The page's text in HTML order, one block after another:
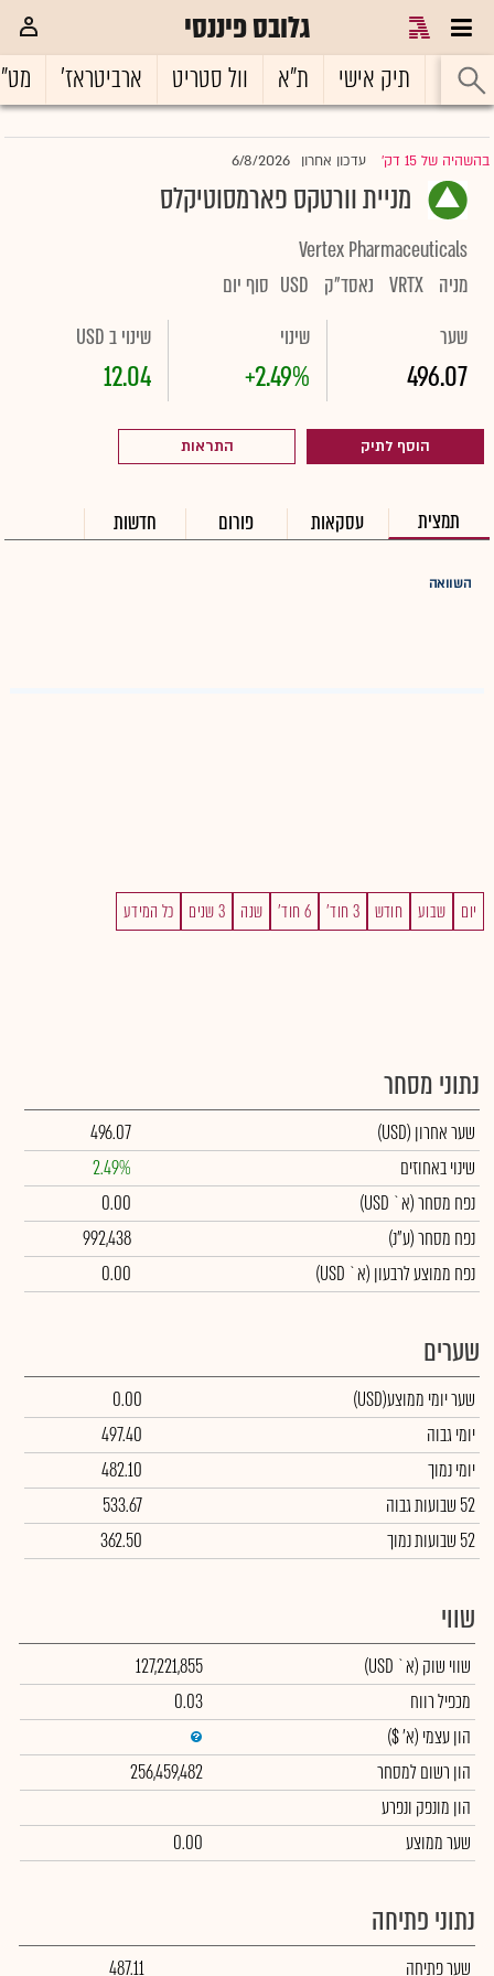
גלובס פיננסי
ראשי תיק אישי ת"א וול סטריט ארביטראז'
בהשהיה של 15 דק' |עדכון אחרון 6/8/2026
מניית וורטקס פארמסוטיקלס
Vertex Pharmaceuticals
מניה VRTX נאסד"ק USD סוף יום
שער
496.07
שינוי
+2.49%
שינוי ב USD
12.04
הוסף לתיק התראות
תמצית עסקאות פורום חדשות
השוואה
יום שבוע חודש 3 חוד' 6 חוד' שנה 3 שנים כל המידע
נתוני מסחר
שער אחרון (USD)
496.07
שינוי באחוזים
2.49%
נפח מסחר(א` USD)
0.00
נפח מסחר(ע"נ)
992,438
נפח ממוצע לרבעון (א` USD)
0.00
שערים
שער יומי ממוצע(USD)
0.00
יומי גבוה
497.40
יומי נמוך
482.10
52 שבועות גבוה
533.67
52 שבועות נמוך
362.50
שווי
שווי שוק (א` USD)
127,221,855
מכפיל רווח
0.03
הון עצמי (א' $)
הון רשום למסחר
256,459,482
הון מונפק ונפרע
שער ממוצע
0.00
נתוני פתיחה
שער פתיחה 487.11